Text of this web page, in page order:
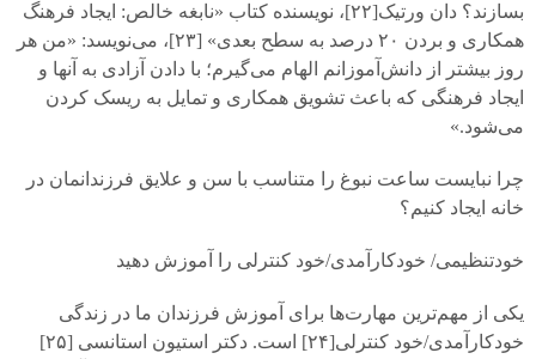
بسازند؟ دان ورتیک[۲۲] ، نویسنده کتاب «نابغه خالص: ایجاد فرهنگ
همکاری و بردن ۲۰ درصد به سطح بعدی» [۲۳] ، می‌نویسد: «من هر
روز بیشتر از دانش‌آموزانم الهام می‌گیرم؛ با دادن آزادی به آنها و
ایجاد فرهنگی که باعث تشویق همکاری و تمایل به ریسک کردن
می‌شود.»
چرا نبایست ساعت نبوغ را متناسب با سن و علایق فرزندانمان در
خانه ایجاد کنیم؟
خودتنظیمی/ خودکارآمدی/خود کنترلی را آموزش دهید
یکی از مهم‌ترین مهارت‌ها برای آموزش فرزندان ما در زندگی
خودکارآمدی/خود کنترلی[۲۴] است. دکتر استیون استانسی [۲۵]